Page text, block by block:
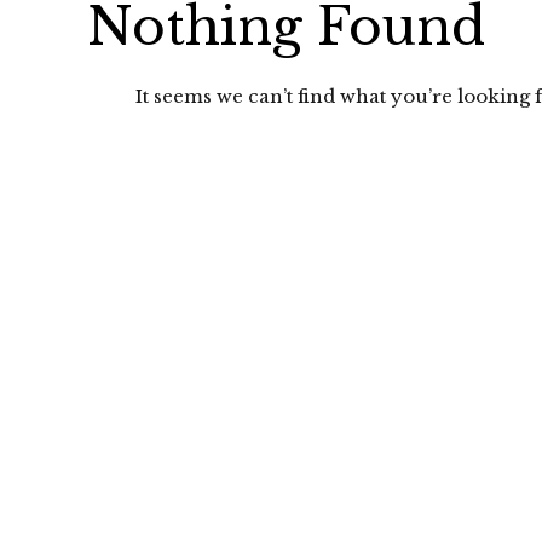
Nothing Found
It seems we can’t find what you’re looking